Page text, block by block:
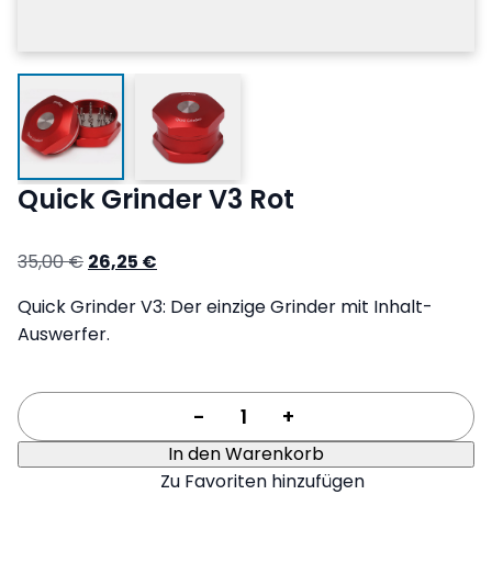
Quick Grinder V3 Rot
35,00€ Ursprünglicher
war:
35,00 €
26,25 €
ist:
Quick Grinder V3: Der einzige Grinder mit Inhalt-
Auswerfer.
- +
In den Warenkorb
Zu Favoriten hinzufügen